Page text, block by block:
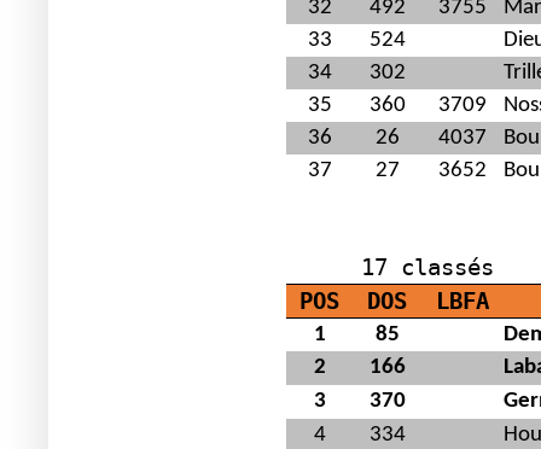
32
492 3755
33
524
34
302
35
360 3709
36
26 4037
37
27 3652
17 classés
POS
DOS LBFA
1 85
2
166
3
370
4
334